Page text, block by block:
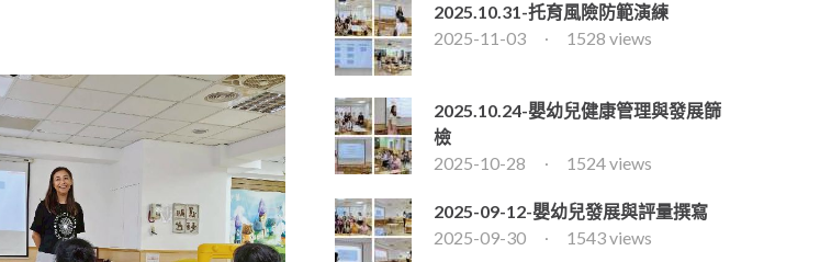
2025.10.31-托育風險防範演練
2025-11-03
1528 views
2025.10.24-嬰幼兒健康管理與發展篩
檢
2025-10-28
1524 views
2025-09-12-嬰幼兒發展與評量撰寫
2025-09-30
1543 views